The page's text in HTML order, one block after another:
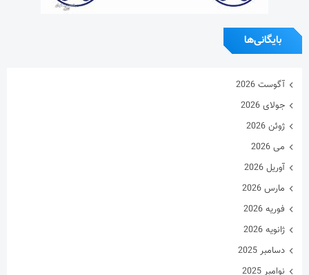
بایگانی‌ها
آگوست 2026
جولای 2026
ژوئن 2026
می 2026
آوریل 2026
مارس 2026
فوریه 2026
ژانویه 2026
دسامبر 2025
نوامبر 2025